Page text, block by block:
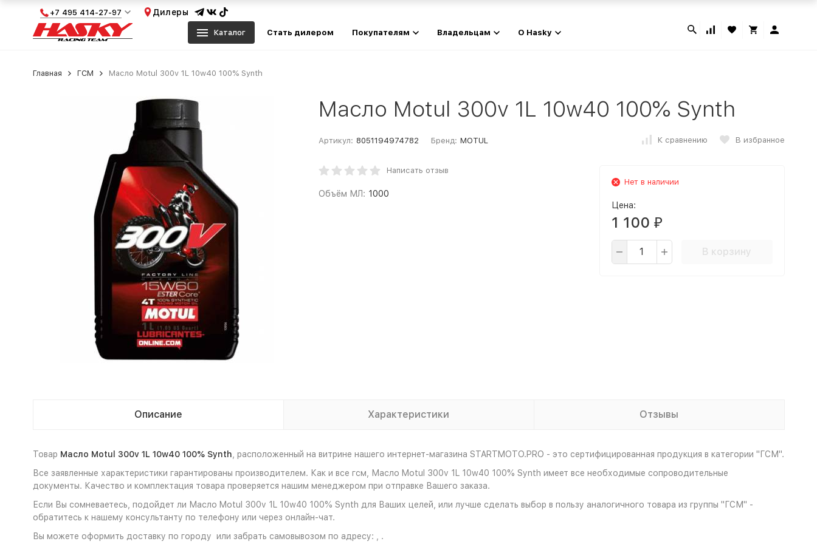
+7 495 414-27-97 Дилеры
Каталог Стать дилером Покупателям Владельцам О Hasky
Главная ГСМ Масло Motul 300v 1L 10w40 100% Synth
Масло Motul 300v 1L 10w40 100% Synth
Артикул: 8051194974782 Бренд: MOTUL К сравнению В избранное
Написать отзыв
Объём МЛ: 1000
Нет в наличии
Цена:
1 100 ₽
В корзину
Описание Характеристики Отзывы
Товар Масло Motul 300v 1L 10w40 100% Synth , расположенный на витрине нашего интернет-магазина STARTMOTO.PRO - это сертифицированная продукция в категории "ГСМ".
Все заявленные характеристики гарантированы производителем. Как и все гсм, Масло Motul 300v 1L 10w40 100% Synth имеет все необходимые сопроводительные
документы. Качество и комплектация товара проверяется нашим менеджером при отправке Вашего заказа.
Если Вы сомневаетесь, подойдет ли Масло Motul 300v 1L 10w40 100% Synth для Ваших целей, или лучше сделать выбор в пользу аналогичного товара из группы "ГСМ" -
обратитесь к нашему консультанту по телефону или через онлайн-чат.
Вы можете оформить доставку по городу или забрать самовывозом по адресу: , .